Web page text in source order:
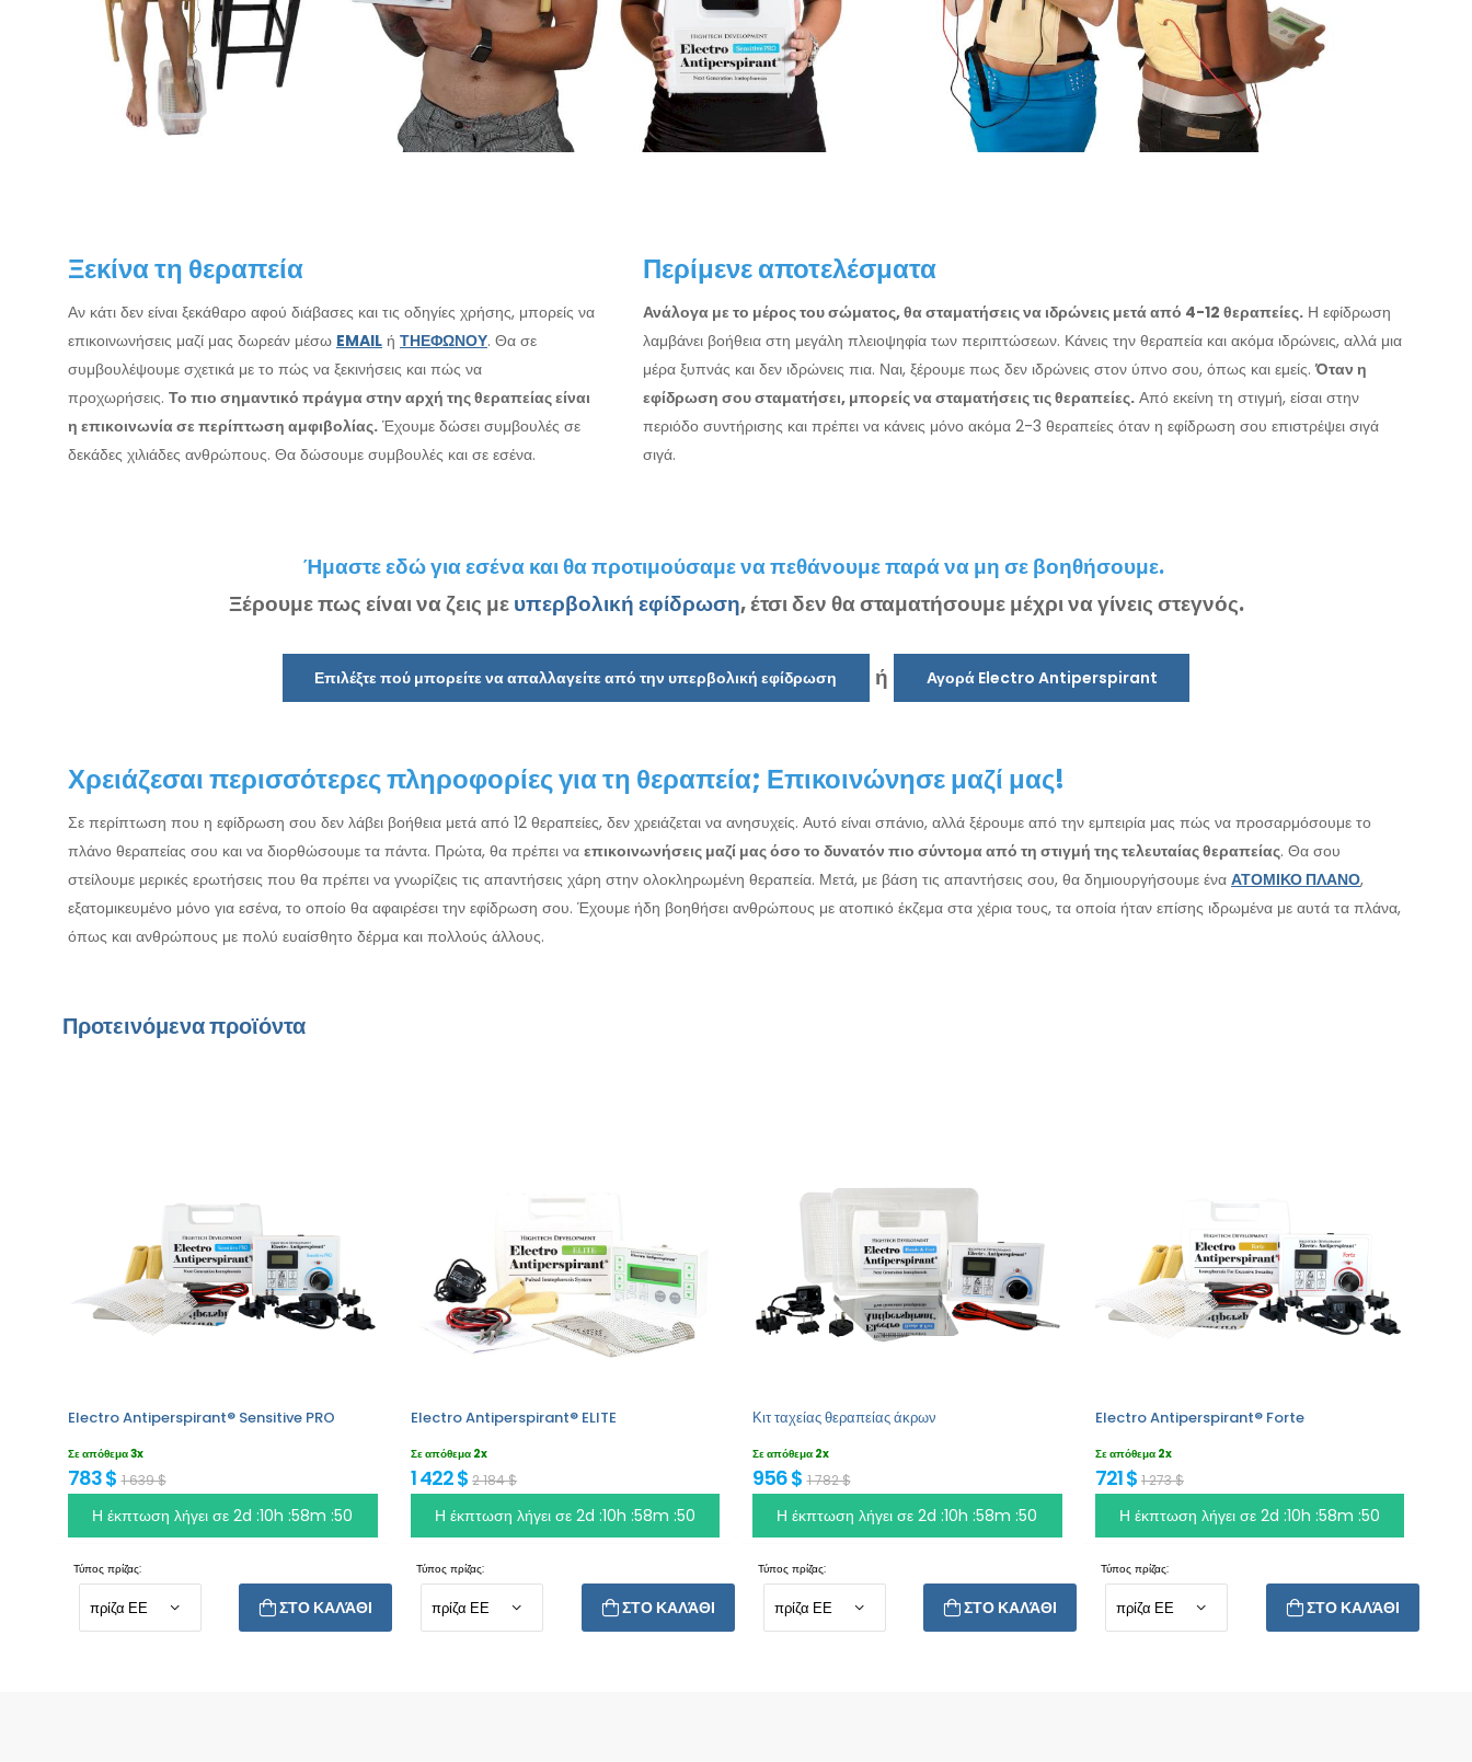
Ξεκίνα τη θεραπεία
Αν κάτι δεν είναι ξεκάθαρο αφού διάβασες και τις οδηγίες χρήσης, μπορείς να
επικοινωνήσεις μαζί μας δωρεάν μέσω EMAIL ή ΤΗΕΦΩΝΟΥ. Θα σε
συμβουλέψουμε σχετικά με το πώς να ξεκινήσεις και πώς να
προχωρήσεις. Το πιο σημαντικό πράγμα στην αρχή της θεραπείας είναι
η επικοινωνία σε περίπτωση αμφιβολίας. Έχουμε δώσει συμβουλές σε
δεκάδες χιλιάδες ανθρώπους. Θα δώσουμε συμβουλές και σε εσένα.
Περίμενε αποτελέσματα
Ανάλογα με το μέρος του σώματος, θα σταματήσεις να ιδρώνεις μετά από 4-12 θεραπείες. Η εφίδρωση
λαμβάνει βοήθεια στη μεγάλη πλειοψηφία των περιπτώσεων. Κάνεις την θεραπεία και ακόμα ιδρώνεις, αλλά μια
μέρα ξυπνάς και δεν ιδρώνεις πια. Ναι, ξέρουμε πως δεν ιδρώνεις στον ύπνο σου, όπως και εμείς. Όταν η
εφίδρωση σου σταματήσει, μπορείς να σταματήσεις τις θεραπείες. Από εκείνη τη στιγμή, είσαι στην
περιόδο συντήρισης και πρέπει να κάνεις μόνο ακόμα 2-3 θεραπείες όταν η εφίδρωση σου επιστρέψει σιγά
σιγά.
Ήμαστε εδώ για εσένα και θα προτιμούσαμε να πεθάνουμε παρά να μη σε βοηθήσουμε.
Ξέρουμε πως είναι να ζεις μευπερβολική εφίδρωση, έτσι δεν θα σταματήσουμε μέχρι να γίνεις στεγνός.
Επιλέξτε πού μπορείτε να απαλλαγείτε από την υπερβολική εφίδρωση ή Αγορά Electro Antiperspirant
Χρειάζεσαι περισσότερες πληροφορίες για τη θεραπεία; Επικοινώνησε μαζί μας!
Σε περίπτωση που η εφίδρωση σου δεν λάβει βοήθεια μετά από 12 θεραπείες, δεν χρειάζεται να ανησυχείς. Αυτό είναι σπάνιο, αλλά ξέρουμε από την εμπειρία μας πώς να προσαρμόσουμε το
πλάνο θεραπείας σου και να διορθώσουμε τα πάντα. Πρώτα, θα πρέπει να επικοινωνήσεις μαζί μας όσο το δυνατόν πιο σύντομα από τη στιγμή της τελευταίας θεραπείας. Θα σου
στείλουμε μερικές ερωτήσεις που θα πρέπει να γνωρίζεις τις απαντήσεις χάρη στην ολοκληρωμένη θεραπεία. Μετά, με βάση τις απαντήσεις σου, θα δημιουργήσουμε ένα ΑΤΟΜΙΚΟ ΠΛΑΝΟ,
εξατομικευμένο μόνο για εσένα, το οποίο θα αφαιρέσει την εφίδρωση σου. Έχουμε ήδη βοηθήσει ανθρώπους με ατοπικό έκζεμα στα χέρια τους, τα οποία ήταν επίσης ιδρωμένα με αυτά τα πλάνα,
όπως και ανθρώπους με πολύ ευαίσθητο δέρμα και πολλούς άλλους.
Προτεινόμενα προϊόντα
Electro Antiperspirant® Sensitive PRO
Σε απόθεμα 3x
783 $ 1 639 $
Η έκπτωση λήγει σε 2d :10h :58m :49
Τύπος πρίζας:
ΣΤΟ ΚΑΛΆΘΙ
Electro Antiperspirant® ELITE
Σε απόθεμα 2x
1 422 $ 2 184 $
Η έκπτωση λήγει σε 2d :10h :58m :49
Τύπος πρίζας:
ΣΤΟ ΚΑΛΆΘΙ
Κιτ ταχείας θεραπείας άκρων
Σε απόθεμα 2x
956 $ 1 782 $
Η έκπτωση λήγει σε 2d :10h :58m :49
Τύπος πρίζας:
ΣΤΟ ΚΑΛΆΘΙ
Electro Antiperspirant® Forte
Σε απόθεμα 2x
721 $ 1 273 $
Η έκπτωση λήγει σε 2d :10h :58m :49
Τύπος πρίζας:
ΣΤΟ ΚΑΛΆΘΙ